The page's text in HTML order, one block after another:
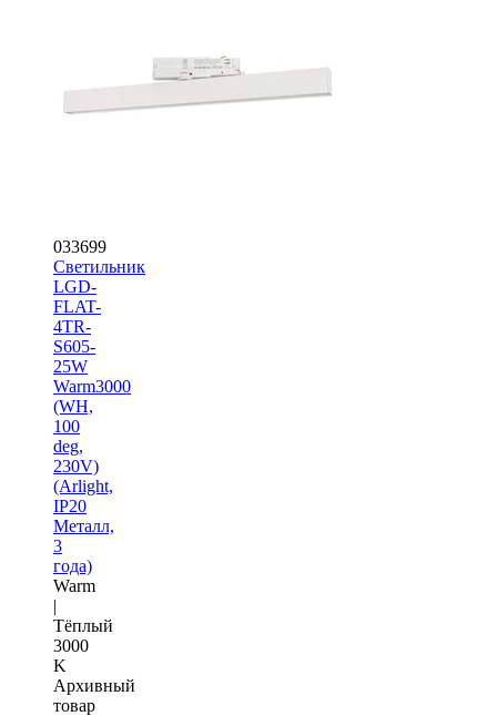
033699
Светильник
LGD-
FLAT-
4TR-
S605-
25W
Warm3000
(WH,
100
deg,
230V)
(Arlight,
IP20
Металл,
3
года)
Warm
|
Тёплый
3000
K
Архивный
товар